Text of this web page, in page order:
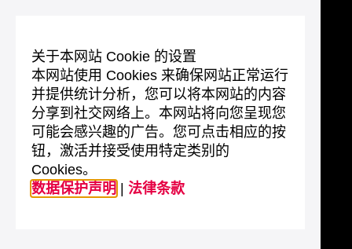
关于本网站 Cookie 的设置
本网站使用 Cookies 来确保网站正常运行
并提供统计分析，您可以将本网站的内容
分享到社交网络上。本网站将向您呈现您
可能会感兴趣的广告。您可点击相应的按
钮，激活并接受使用特定类别的
Cookies。
数据保护声明
法律条款